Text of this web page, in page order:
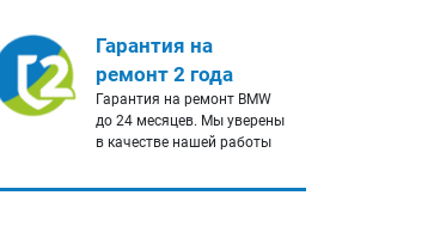
Гарантия на
ремонт 2 года
Гарантия на ремонт BMW
до 24 месяцев. Мы уверены
в качестве нашей работы